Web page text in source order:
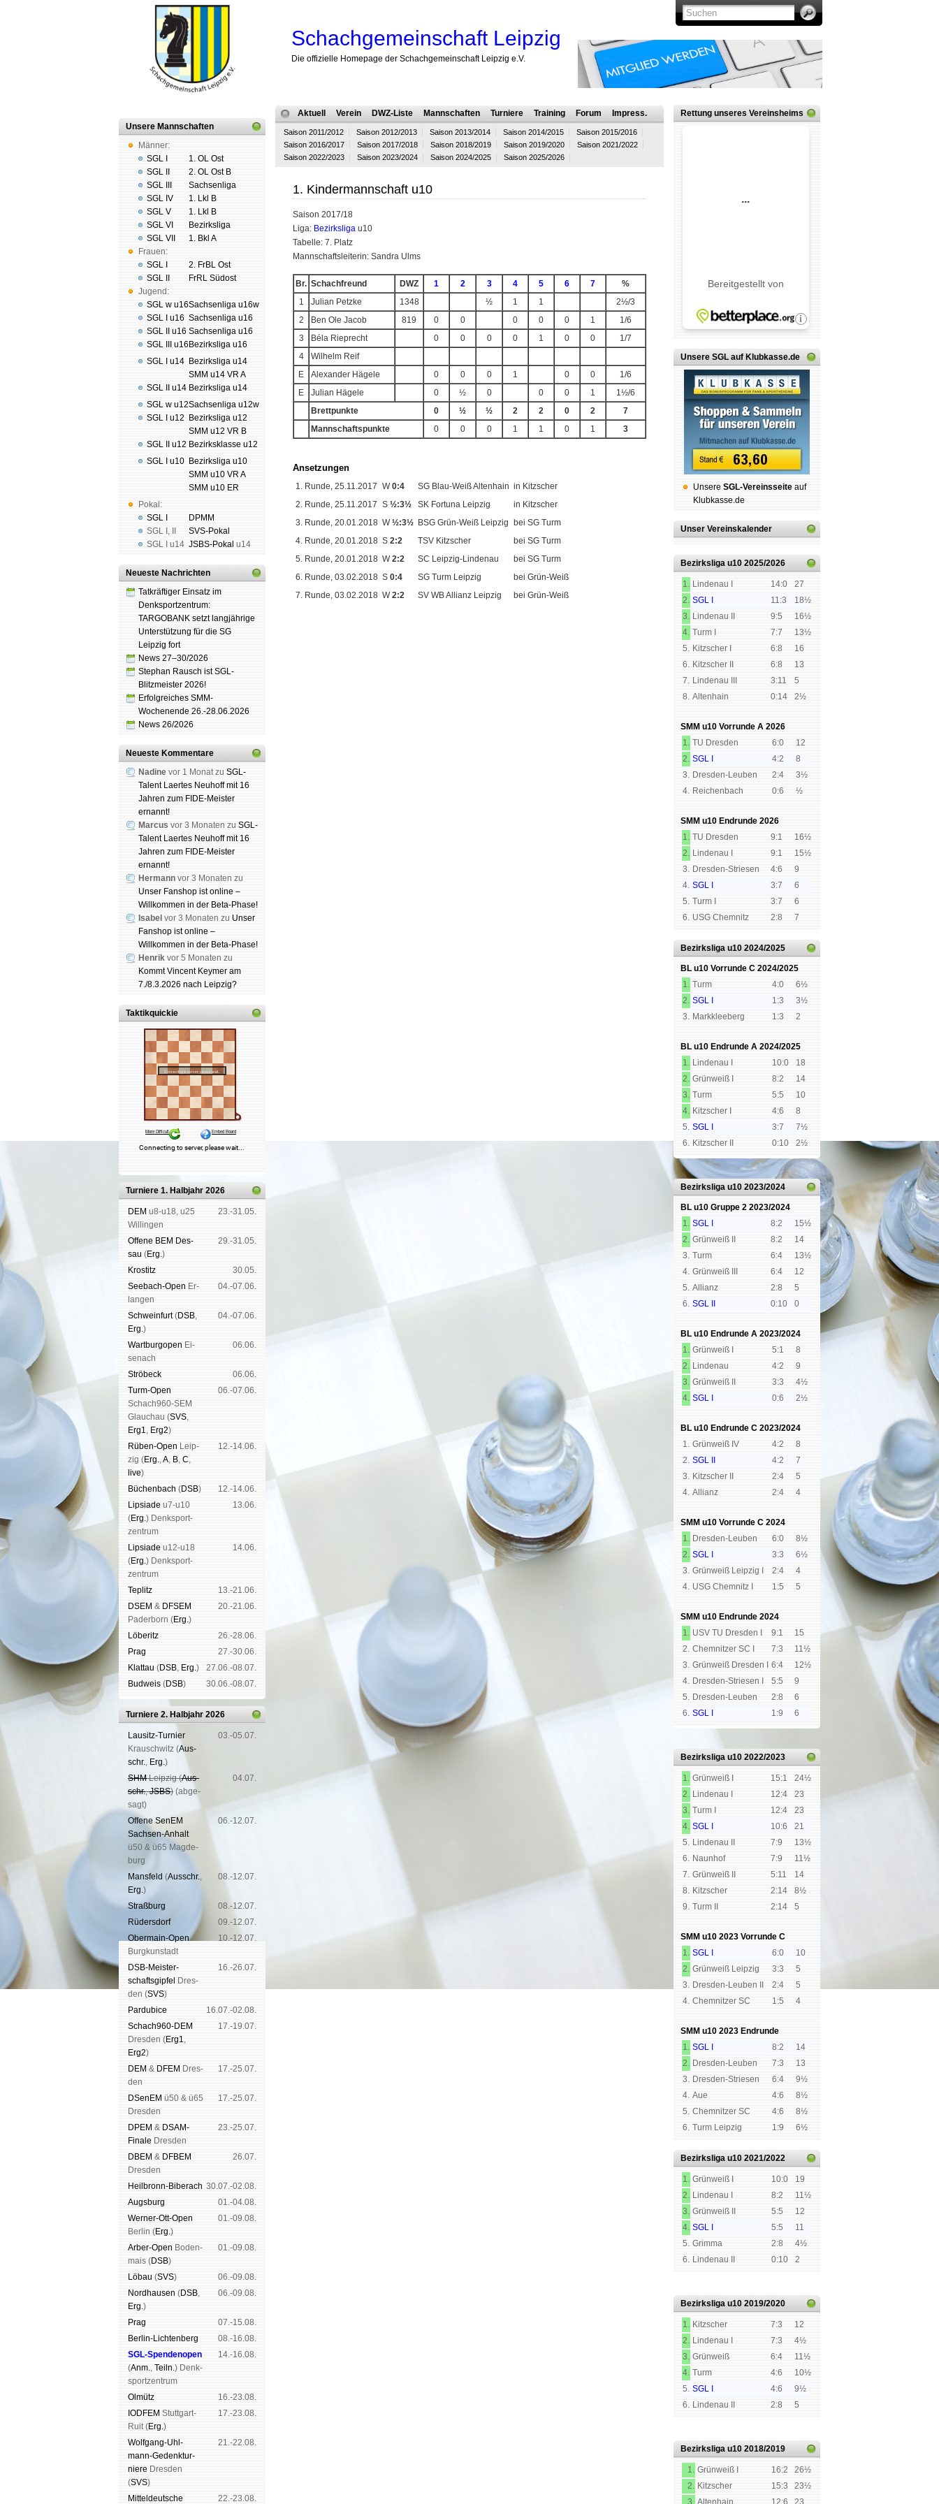
Schachgemeinschaft Leipzig
Die offizielle Homepage der Schachgemeinschaft Leipzig e.V.
Unsere Mannschaften
Männer:
SGL I
SGL II
SGL III
SGL IV
SGL V
SGL VI
SGL VII
Frauen:
SGL I
SGL II
Jugend:
SGL w u16
SGL I u16
SGL II u16
SGL III u16
SGL I u14
SGL II u14
SGL w u12
SGL I u12
SGL II u12
SGL I u10
Pokal:
SGL I
SGL I ,
SGL I
u14
1. OL Ost
2. OL Ost B
Sachsenliga
1. Lkl B
1. Lkl B
Bezirksliga
1. Bkl A
2. FrBL Ost
FrRL Südost
Sachsenliga u16w
Sachsenliga u16
Sachsenliga u16
Bezirksliga u16
Bezirksliga u14
SMM u14 VR A
Bezirksliga u14
Sachsenliga u12w
Bezirksliga u12
SMM u12 VR B
Bezirksklasse u12
Bezirksliga u10
SMM u10 VR A
SMM u10 ER
DPMM
SVS-Pokal
JSBS-Pokal u14
Neueste Nachrichten
Tatkräftiger Einsatz im
Denksportzentrum:
TARGOBANK setzt langjährige
Unterstützung für die SG
Leipzig fort
News 27–30/2026
Stephan Rausch ist SGL-
Blitzmeister 2026!
Erfolgreiches SMM-
Wochenende 26.-28.06.2026
News 26/2026
Neueste Kommentare
Nadine vor 1 Monat zu SGL-
Talent Laertes Neuhoff mit 16
Jahren zum FIDE-Meister
ernannt!
Marcus vor 3 Monaten zu SGL-
Talent Laertes Neuhoff mit 16
Jahren zum FIDE-Meister
ernannt!
Hermann vor 3 Monaten zu
Unser Fanshop ist online –
Willkommen in der Beta-Phase!
Isabel vor 3 Monaten zu Unser
Fanshop ist online –
Willkommen in der Beta-Phase!
Henrik vor 5 Monaten zu
Kommt Vincent Keymer am
7./8.3.2026 nach Leipzig?
Taktikquickie
Turniere 1. Halbjahr 2026
DEM u8-u18, u25
Wil­lin­gen
23.-31.05.
Offene BEM Des­
sau (Erg.)
29.-31.05.
Kros­titz
30.05.
See­bach-Open Er­
lan­gen
04.-07.06.
Schwein­furt(DSB,
Erg.)
04.-07.06.
Wart­burg­open Ei­
se­nach
06.06.
Strö­beck
06.06.
Turm-Open
Schach960-SEM
Glau­chau (SVS,
Erg1, Erg2)
06.-07.06.
Rüben-Open Leip­
zig (Erg.,A, B, C,
live)
12.-14.06.
Büchen­bach (DSB)
12.-14.06.
Lipsiade u7-u10
(Erg.) Denk­sport­
zen­trum
13.06.
Lipsiade u12-u18
(Erg.) Denk­sport­
zen­trum
14.06.
Tep­litz
13.-21.06.
DSEM & DFSEM
Pader­born (Erg.)
20.-21.06.
Lö­be­ritz
26.-28.06.
Prag
27.-30.06.
Klat­tau (DSB, Erg.)
27.06.-08.07.
Bud­weis (DSB) 30.06.-08.07.
Turniere 2. Halbjahr 2026
Lau­sitz-Tur­nier
Krausch­witz (Aus­
schr., Erg.)
03.-05.07.
SHMLeip­zig (Aus­
schr.,JSBS) (ab­ge­
sagt)
04.07.
Offene SenEM
Sach­sen-An­halt
ü50 & ü65 Mag­de­
burg
06.-12.07.
Mans­feld (Aus­schr.,
Erg.)
08.-12.07.
Straß­burg
08.-12.07.
Rüders­dorf
09.-12.07.
Ober­main-Open
Burg­kun­stadt
10.-12.07.
DSB-Meister­
schafts­gipfel
Dres­
den (SVS)
16.-26.07.
Pardu­bice
16.07.-02.08.
Schach960-DEM
Dres­den (Erg1,
Erg2)
17.-19.07.
DEM & DFEM Dres­
den
17.-25.07.
DSenEM ü50 & ü65
Dres­den
17.-25.07.
DPEM & DSAM-
Finale Dres­den
23.-25.07.
DBEM & DFBEM
Dres­den
26.07.
Heil­bronn-Bi­ber­ach 30.07.-02.08.
Augs­burg
01.-04.08.
Werner-Ott-Open
Ber­lin (Erg.)
01.-09.08.
Arber-Open Boden­
mais (DSB)
01.-09.08.
Lö­bau (SVS)
06.-09.08.
Nord­hau­sen (DSB,
Erg.)
06.-09.08.
Prag
07.-15.08.
Berlin-Lich­ten­berg
08.-16.08.
SGL-Spenden­open
(Anm., Teiln.) Denk­
sport­zen­trum
14.-16.08.
Ol­mütz
16.-23.08.
IODFEM Stutt­gart-
Ruit (Erg.)
17.-23.08.
Wolf­gang-Uhl­
mann-Ge­denk­tur­
niere Dres­den
(SVS)
21.-22.08.
Mit­tel­deu­tsche 22.-23.08.
Aktuell Verein DWZ-Liste Mannschaften Turniere Training Forum Impress.
Saison 2011/2012 Saison 2012/2013 Saison 2013/2014 Saison 2014/2015
Saison 2015/2016
Saison 2016/2017
Saison 2017/2018 Saison 2018/2019 Saison 2019/2020
Saison 2021/2022
Saison 2022/2023
Saison 2023/2024 Saison 2024/2025 Saison 2025/2026
1. Kindermannschaft u10
Saison 2017/18
Liga: Bezirksliga u10
Tabelle: 7. Platz
Mannschaftsleiterin: Sandra Ulms
Br. Schachfreund DWZ 1 2 3 4 5 6 7
%
1
Julian Petzke 1348 ½ 1 1
2½/3
2
Ben Ole Jacob 819 0 0 0 0 0 1
1/6
3
Béla Rieprecht 0 0 0 0 1 0 0
1/7
4
Wilhelm Reif
E
Alexander Hägele 0 0 0 1 0 0
1/6
E
Julian Hägele 0 ½ 0 0 0 1
1½/6
Brettpunkte
0 ½ ½ 2 2 0 2
7
Mannschaftspunkte
0 0 0 1 1 0 1 3
Ansetzungen
1. Runde, 25.11.2017 W0:4 SG Blau-Weiß Altenhain in Kitzscher
2. Runde, 25.11.2017 S ½:3½ SK Fortuna Leipzig
in Kitzscher
3. Runde, 20.01.2018 W½:3½ BSG Grün-Weiß Leipzig
bei SG Turm
4. Runde, 20.01.2018 S 2:2 TSV Kitzscher
bei SG Turm
5. Runde, 20.01.2018 W2:2 SC Leipzig-Lindenau
bei SG Turm
6. Runde, 03.02.2018 S 0:4 SG Turm Leipzig
bei Grün-Weiß
7. Runde, 03.02.2018 W2:2 SV WB Allianz Leipzig bei Grün-Weiß
Rettung unseres Vereinsheims
Unsere SGL auf Klubkasse.de
Unsere SGL-Ver­eins­sei­te auf
Klubkasse.de
Unser Vereinskalender
Bezirksliga u10 2025/2026
1. Lindenau I 14:0
27
2. SGL I 11:3
18½
3. Lindenau II 9:5
16½
4. Turm I 7:7
13½
5. Kitzscher I 6:8
16
6. Kitzscher II 6:8
13
7. Lindenau III 3:11
5
8. Altenhain 0:14 2½
SMM u10 Vorrunde A 2026
1. TU Dresden 6:0
12
2. SGL I 4:2
8
3. Dresden-Leuben 2:4
3½
4. Reichenbach 0:6 ½
SMM u10 Endrunde 2026
1. TU Dresden 9:1
16½
2. Lindenau I 9:1
15½
3. Dresden-Striesen 4:6
9
4. SGL I 3:7
6
5. Turm I 3:7
6
6. USG Chemnitz 2:8 7
Bezirksliga u10 2024/2025
BL u10 Vorrunde C 2024/2025
1. Turm 4:0
6½
2. SGL I 1:3
3½
3. Markkleeberg 1:3 2
BL u10 Endrunde A 2024/2025
1. Lindenau I 10:0
18
2. Grünweiß I 8:2
14
3. Turm 5:5
10
4. Kitzscher I 4:6
8
5. SGL I 3:7
7½
6. Kitzscher II 0:10 2½
Bezirksliga u10 2023/2024
BL u10 Gruppe 2 2023/2024
1. SGL I 8:2
15½
2. Grünweiß II 8:2
14
3. Turm 6:4
13½
4. Grünweiß III 6:4
12
5. Allianz 2:8
5
6. SGL II 0:10 0
BL u10 Endrunde A 2023/2024
1. Grünweiß I 5:1
8
2. Lindenau 4:2
9
3. Grünweiß II 3:3
4½
4. SGL I 0:6 2½
BL u10 Endrunde C 2023/2024
1. Grünweiß IV 4:2
8
2. SGL II 4:2
7
3. Kitzscher II 2:4
5
4. Allianz 2:4 4
SMM u10 Vorrunde C 2024
1. Dresden-Leuben 6:0
8½
2. SGL I 3:3
6½
3. Grünweiß Leipzig I 2:4
4
4. USG Chemnitz I 1:5 5
SMM u10 Endrunde 2024
1. USV TU Dresden I 9:1
15
2. Chemnitzer SC I 7:3
11½
3. Grünweiß Dresden I 6:4
12½
4. Dresden-Striesen I 5:5
9
5. Dresden-Leuben 2:8
6
6. SGL I 1:9 6
Bezirksliga u10 2022/2023
1. Grünweiß I 15:1
24½
2. Lindenau I 12:4
23
3. Turm I 12:4
23
4. SGL I 10:6
21
5. Lindenau II 7:9
13½
6. Naunhof 7:9
11½
7. Grünweiß II 5:11
14
8. Kitzscher 2:14
8½
9. Turm II 2:14 5
SMM u10 2023 Vorrunde C
1. SGL I 6:0
10
2. Grünweiß Leipzig 3:3
5
3. Dresden-Leuben II 2:4
5
4. Chemnitzer SC 1:5 4
SMM u10 2023 Endrunde
1. SGL I 8:2
14
2. Dresden-Leuben 7:3
13
3. Dresden-Striesen 6:4
9½
4. Aue 4:6
8½
5. Chemnitzer SC 4:6
8½
6. Turm Leipzig 1:9 6½
Bezirksliga u10 2021/2022
1. Grünweiß I 10:0
19
2. Lindenau I 8:2
11½
3. Grünweiß II 5:5
12
4. SGL I 5:5
11
5. Grimma 2:8
4½
6. Lindenau II 0:10 2
Bezirksliga u10 2019/2020
1. Kitzscher 7:3
12
2. Lindenau I 7:3
4½
3. Grünweiß 6:4
11½
4. Turm 4:6
10½
5. SGL I 4:6
9½
6. Lindenau II 2:8 5
Bezirksliga u10 2018/2019
1. Grünweiß I 16:2
26½
2. Kitzscher 15:3
23½
3. Altenhain 12:6 23